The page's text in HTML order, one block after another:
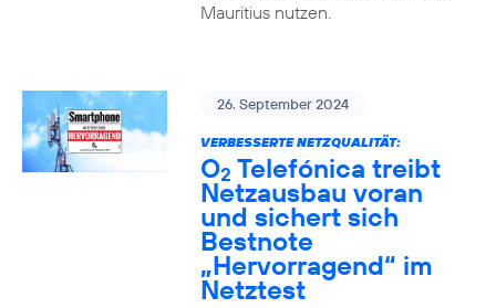
Mauritius nutzen.
26. September 2024
VERBESSERTE NETZQUALITÄT:
O2 Telefónica treibt
Netzausbau voran
und sichert sich
Bestnote
„Hervorragend“ im
Netztest